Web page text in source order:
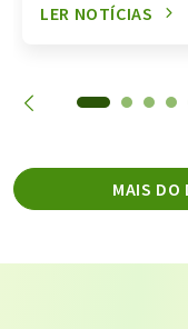
LER NOTÍCIAS
MAIS DO